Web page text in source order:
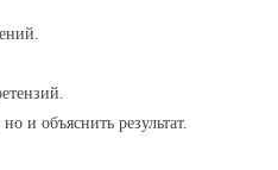
и объяснить результат.